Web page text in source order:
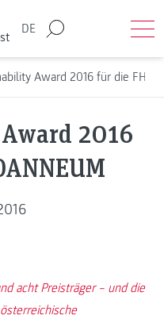
DE
Award 2016 für die FH
2016
acht Preisträger – und die